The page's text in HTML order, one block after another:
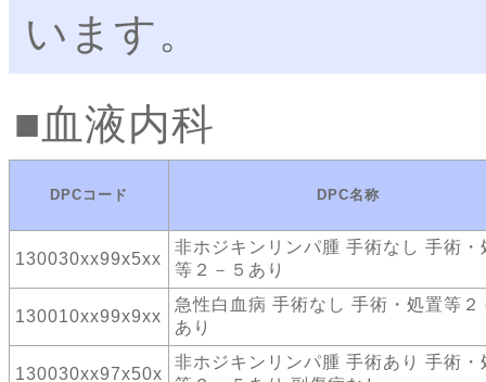
います。
血液内科
DPCコード DPC名称
130030xx99x5xx
非ホジキンリンパ腫 手術なし 手術・
等２－５あり
130010xx99x9xx
急性白血病 手術なし 手術・処置等２
あり
130030xx97x50x
非ホジキンリンパ腫 手術あり 手術・